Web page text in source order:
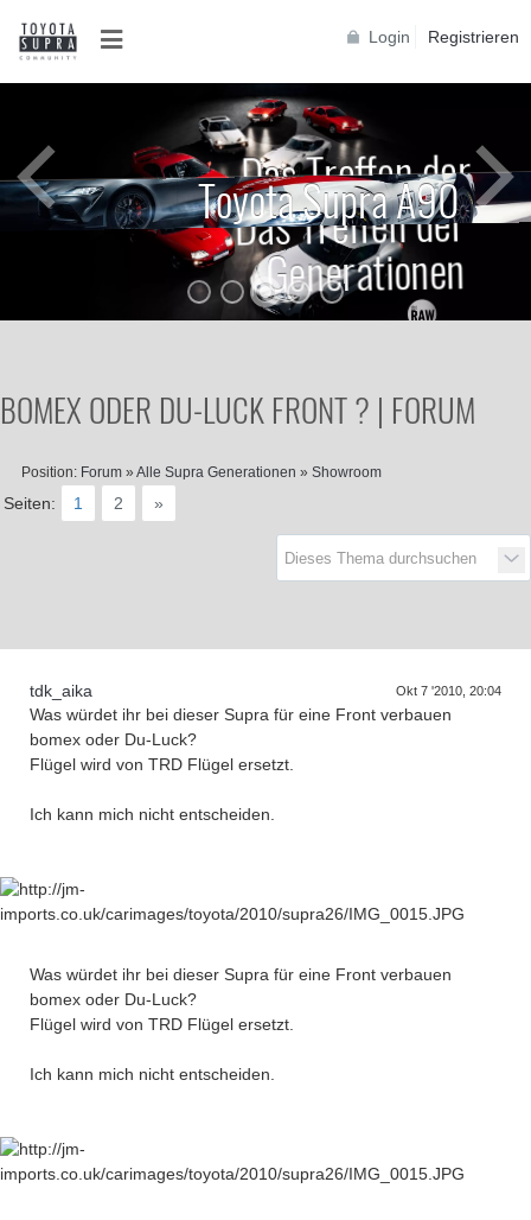
Login Registrieren
Das Treffen der
Generationen
Das Treffen der
Generationen
Toyota Supra A90
BOMEX ODER DU-LUCK FRONT ? | FORUM
Position: Forum » Alle Supra Generationen » Showroom
Seiten: 1 2 »
tdk_aika Okt 7 '2010, 20:04
Was würdet ihr bei dieser Supra für eine Front verbauen
bomex oder Du-Luck?
Flügel wird von TRD Flügel ersetzt.
Ich kann mich nicht entscheiden.
Was würdet ihr bei dieser Supra für eine Front verbauen
bomex oder Du-Luck?
Flügel wird von TRD Flügel ersetzt.
Ich kann mich nicht entscheiden.